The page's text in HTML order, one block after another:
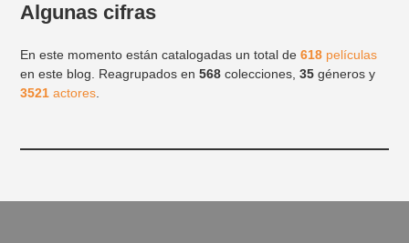
Algunas cifras
En este momento están catalogadas un total de618 películas
en este blog. Reagrupados en568 colecciones,35 géneros y
3521 actores